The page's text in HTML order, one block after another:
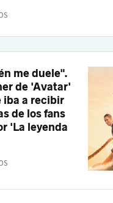
me duele".
de 'Avatar'
iba a recibir
de los fans
'La leyenda